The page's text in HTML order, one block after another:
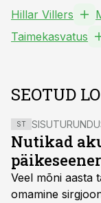
Hillar Villers
Taimekasvatus
SEOTUD
ST
Nutikad
Veel mõni aasta
omamine